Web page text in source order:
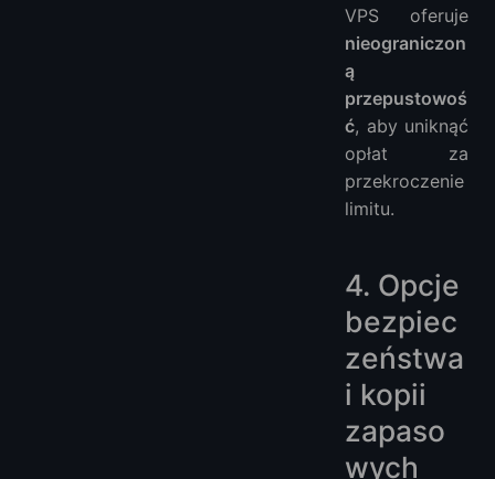
VPS oferuje
nieograniczon
ą
przepustowoś
ć, aby uniknąć
opłat za
przekroczenie
limitu.
4. Opcje
bezpiec
zeństwa
i kopii
zapaso
wych